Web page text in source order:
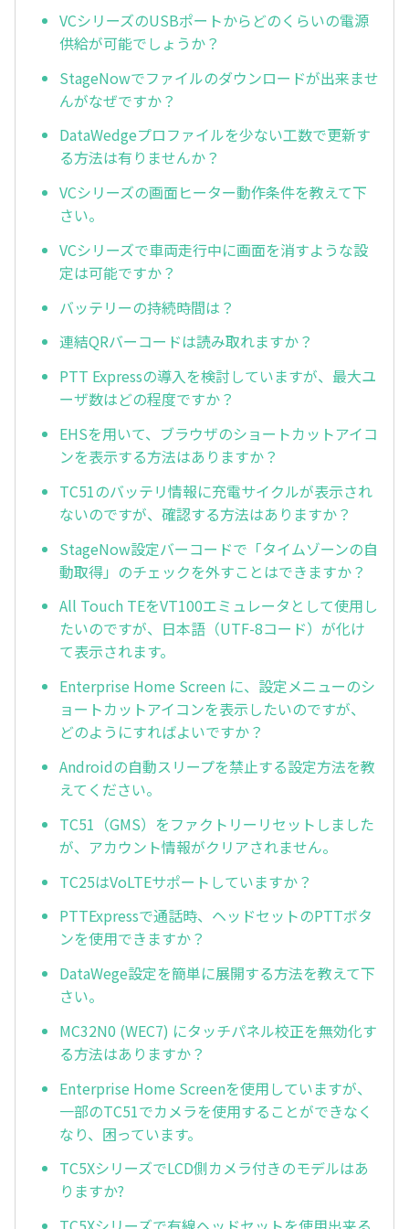
VCシリーズのUSBポートからどのくらいの電源
供給が可能でしょうか？
StageNowでファイルのダウンロードが出来ませ
んがなぜですか？
DataWedgeプロファイルを少ない工数で更新す
る方法は有りませんか？
VCシリーズの画面ヒーター動作条件を教えて下
さい。
VCシリーズで車両走行中に画面を消すような設
定は可能ですか？
バッテリーの持続時間は？
連結QRバーコードは読み取れますか？
PTT Expressの導入を検討していますが、最大ユ
ーザ数はどの程度ですか？
EHSを用いて、ブラウザのショートカットアイコ
ンを表示する方法はありますか？
TC51のバッテリ情報に充電サイクルが表示され
ないのですが、確認する方法はありますか？
StageNow設定バーコードで「タイムゾーンの自
動取得」のチェックを外すことはできますか？
All Touch TEをVT100エミュレータとして使用し
たいのですが、日本語（UTF-8コード）が化け
て表示されます。
Enterprise Home Screen に、設定メニューのシ
ョートカットアイコンを表示したいのですが、
どのようにすればよいですか？
Androidの自動スリープを禁止する設定方法を教
えてください。
TC51（GMS）をファクトリーリセットしました
が、アカウント情報がクリアされません。
TC25はVoLTEサポートしていますか？
PTTExpressで通話時、ヘッドセットのPTTボタ
ンを使用できますか？
DataWege設定を簡単に展開する方法を教えて下
さい。
MC32N0 (WEC7) にタッチパネル校正を無効化す
る方法はありますか？
Enterprise Home Screenを使用していますが、
一部のTC51でカメラを使用することができなく
なり、困っています。
TC5XシリーズでLCD側カメラ付きのモデルはあ
りますか?